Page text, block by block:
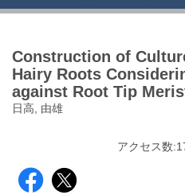
Construction of
Hairy Roots
against Root Tip
日高, 由雄
アクセス数: